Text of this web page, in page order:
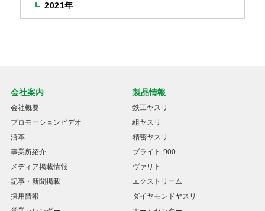
2021年
会社案内
会社概要
プロモーションビデオ
沿革
事業所紹介
メディア掲載情報
記事・新聞掲載
採用情報
製品情報
鉄工ヤスリ
組ヤスリ
精密ヤスリ
ブライト-900
ヴァリト
エクストリーム
ダイヤモンドヤスリ